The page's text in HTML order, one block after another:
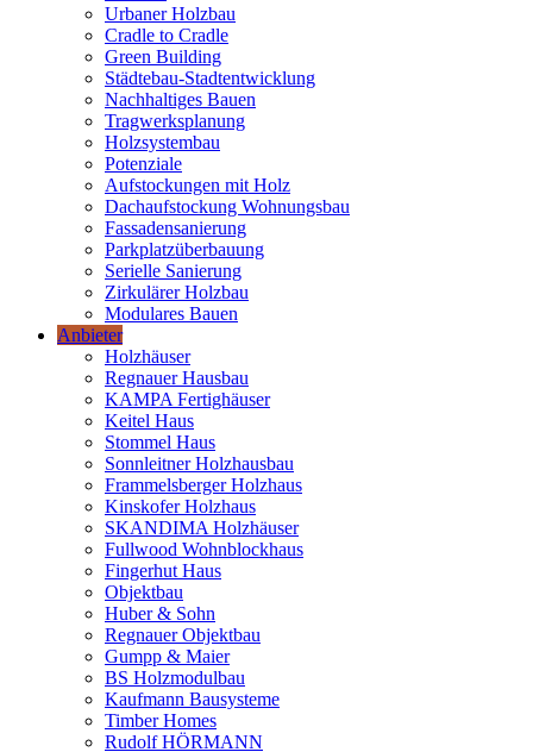
Urbaner Holzbau
Cradle to Cradle
Green Building
Städtebau-Stadtentwicklung
Nachhaltiges Bauen
Tragwerksplanung
Holzsystembau
Potenziale
Aufstockungen mit Holz
Dachaufstockung Wohnungsbau
Fassadensanierung
Parkplatzüberbauung
Serielle Sanierung
Zirkulärer Holzbau
Modulares Bauen
Anbieter
Holzhäuser
Regnauer Hausbau
KAMPA Fertighäuser
Keitel Haus
Stommel Haus
Sonnleitner Holzhausbau
Frammelsberger Holzhaus
Kinskofer Holzhaus
SKANDIMA Holzhäuser
Fullwood Wohnblockhaus
Fingerhut Haus
Objektbau
Huber & Sohn
Regnauer Objektbau
Gumpp & Maier
BS Holzmodulbau
Kaufmann Bausysteme
Timber Homes
Rudolf HÖRMANN